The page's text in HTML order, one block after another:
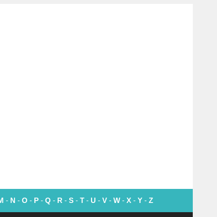
- N - O - P - Q - R - S - T - U - V - W - X - Y - Z